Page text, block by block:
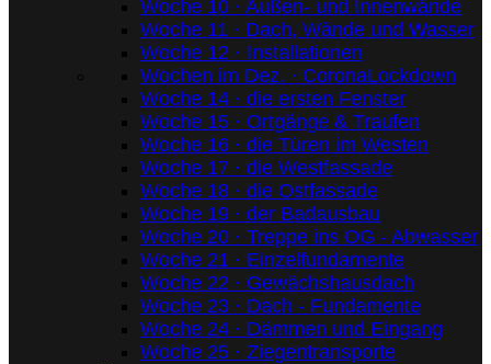
Woche 10 · Außen- und Innenwände
Woche 11 · Dach, Wände und Wasser
Woche 12 · Installationen
Wochen im Dez. · CoronaLockdown
Woche 14 · die ersten Fenster
Woche 15 · Ortgänge & Traufen
Woche 16 · die Türen im Westen
Woche 17 · die Westfassade
Woche 18 · die Ostfassade
Woche 19 · der Badausbau
Woche 20 · Treppe ins OG - Abwasser
Woche 21 · Einzelfundamente
Woche 22 · Gewächshausdach
Woche 23 · Dach - Fundamente
Woche 24 · Dämmen und Eingang
Woche 25 · Ziegentransporte